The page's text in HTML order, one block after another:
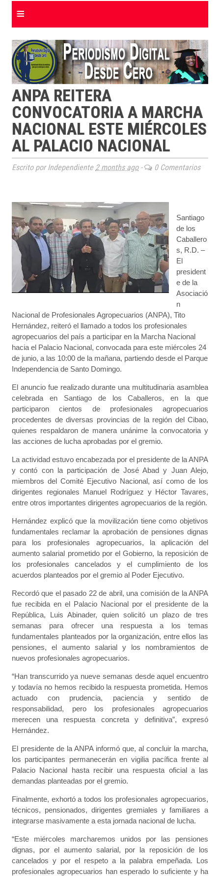
≡
ANPA REITERA
CONVOCATORIA A MARCHA
NACIONAL ESTE MIÉRCOLES
AL PALACIO NACIONAL
Escrito por Independiente 2 months ago- 0 Comentarios
Santiago
de los
Caballero
s, R.D. –
El
president
e de la
Asociació
n
Nacional de Profesionales Agropecuarios (ANPA), Tito
Hernández, reiteró el llamado a todos los profesionales
agropecuarios del país a participar en la Marcha Nacional
hacia el Palacio Nacional, convocada para este miércoles 24
de junio, a las 10:00 de la mañana, partiendo desde el Parque
Independencia de Santo Domingo.
El anuncio fue realizado durante una multitudinaria asamblea
celebrada en Santiago de los Caballeros, en la que
participaron cientos de profesionales agropecuarios
procedentes de diversas provincias de la región del Cibao,
quienes respaldaron de manera unánime la convocatoria y
las acciones de lucha aprobadas por el gremio.
La actividad estuvo encabezada por el presidente de la ANPA
y contó con la participación de José Abad y Juan Alejo,
miembros del Comité Ejecutivo Nacional, así como de los
dirigentes regionales Manuel Rodríguez y Héctor Tavares,
entre otros importantes dirigentes agropecuarios de la región.
Hernández explicó que la movilización tiene como objetivos
fundamentales reclamar la aprobación de pensiones dignas
para los profesionales agropecuarios, la aplicación del
aumento salarial prometido por el Gobierno, la reposición de
los profesionales cancelados y el cumplimiento de los
acuerdos planteados por el gremio al Poder Ejecutivo.
Recordó que el pasado 22 de abril, una comisión de la ANPA
fue recibida en el Palacio Nacional por el presidente de la
República, Luis Abinader, quien solicitó un plazo de tres
semanas para ofrecer una respuesta a los temas
fundamentales planteados por la organización, entre ellos las
pensiones, el aumento salarial y los nombramientos de
nuevos profesionales agropecuarios.
“Han transcurrido ya nueve semanas desde aquel encuentro
y todavía no hemos recibido la respuesta prometida. Hemos
actuado con prudencia, paciencia y sentido de
responsabilidad, pero los profesionales agropecuarios
merecen una respuesta concreta y definitiva”, expresó
Hernández.
El presidente de la ANPA informó que, al concluir la marcha,
los participantes permanecerán en vigilia pacífica frente al
Palacio Nacional hasta recibir una respuesta oficial a las
demandas planteadas por el gremio.
Finalmente, exhortó a todos los profesionales agropecuarios,
técnicos, pensionados, dirigentes gremiales y familiares a
integrarse masivamente a esta jornada nacional de lucha.
“Este miércoles marcharemos unidos por las pensiones
dignas, por el aumento salarial, por la reposición de los
cancelados y por el respeto a la palabra empeñada. Los
profesionales agropecuarios han esperado lo suficiente y ha